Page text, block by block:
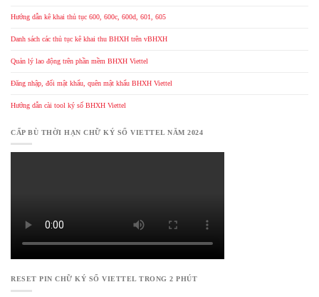
Hướng dẫn kê khai thủ tục 600, 600c, 600d, 601, 605
Danh sách các thủ tục kê khai thu BHXH trên vBHXH
Quản lý lao động trên phần mềm BHXH Viettel
Đăng nhập, đổi mật khẩu, quên mật khẩu BHXH Viettel
Hướng dẫn cài tool ký số BHXH Viettel
CẤP BÙ THỜI HẠN CHỮ KÝ SỐ VIETTEL NĂM 2024
RESET PIN CHỮ KÝ SỐ VIETTEL TRONG 2 PHÚT